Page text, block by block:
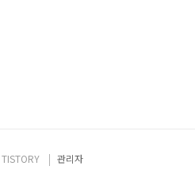
TISTORY 관리자